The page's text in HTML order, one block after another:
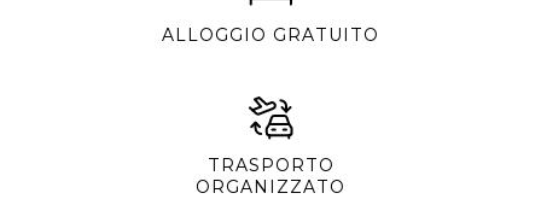
ALLOGGIO GRATUITO
TRASPORTO
ORGANIZZATO